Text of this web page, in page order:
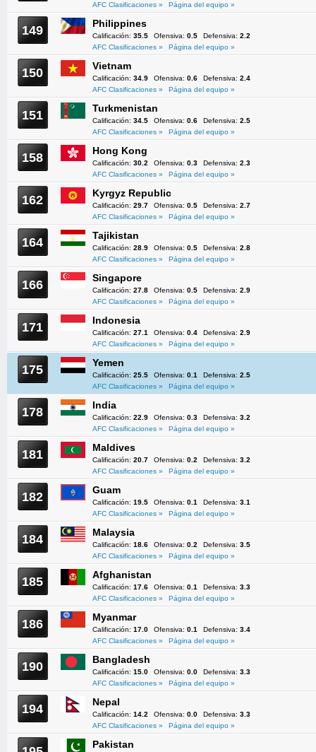
AFC Clasificaciones »
Página del equipo »
149 Philippines
Calificación: 35.5 Ofensiva: 0.5 Defensiva: 2.2
AFC Clasificaciones »
Página del equipo »
150 Vietnam
Calificación: 34.9 Ofensiva: 0.6 Defensiva: 2.4
AFC Clasificaciones »
Página del equipo »
151 Turkmenistan
Calificación: 34.5 Ofensiva: 0.6 Defensiva: 2.5
AFC Clasificaciones »
Página del equipo »
158 Hong Kong
Calificación: 30.2 Ofensiva: 0.3 Defensiva: 2.3
AFC Clasificaciones »
Página del equipo »
162 Kyrgyz Republic
Calificación: 29.7 Ofensiva: 0.5 Defensiva: 2.7
AFC Clasificaciones »
Página del equipo »
164 Tajikistan
Calificación: 28.9 Ofensiva: 0.5 Defensiva: 2.8
AFC Clasificaciones »
Página del equipo »
166 Singapore
Calificación: 27.8 Ofensiva: 0.5 Defensiva: 2.9
AFC Clasificaciones »
Página del equipo »
171 Indonesia
Calificación: 27.1 Ofensiva: 0.4 Defensiva: 2.9
AFC Clasificaciones »
Página del equipo »
175 Yemen
Calificación: 25.5 Ofensiva: 0.1 Defensiva: 2.5
AFC Clasificaciones »
Página del equipo »
178 India
Calificación: 22.9 Ofensiva: 0.3 Defensiva: 3.2
AFC Clasificaciones »
Página del equipo »
181 Maldives
Calificación: 20.7 Ofensiva: 0.2 Defensiva: 3.2
AFC Clasificaciones »
Página del equipo »
182 Guam
Calificación: 19.5 Ofensiva: 0.1 Defensiva: 3.1
AFC Clasificaciones »
Página del equipo »
184 Malaysia
Calificación: 18.6 Ofensiva: 0.2 Defensiva: 3.5
AFC Clasificaciones »
Página del equipo »
185 Afghanistan
Calificación: 17.6 Ofensiva: 0.1 Defensiva: 3.3
AFC Clasificaciones »
Página del equipo »
186 Myanmar
Calificación: 17.0 Ofensiva: 0.1 Defensiva: 3.4
AFC Clasificaciones »
Página del equipo »
190 Bangladesh
Calificación: 15.0 Ofensiva: 0.0 Defensiva: 3.3
AFC Clasificaciones »
Página del equipo »
194 Nepal
Calificación: 14.2 Ofensiva: 0.0 Defensiva: 3.3
AFC Clasificaciones »
Página del equipo »
Pakistan